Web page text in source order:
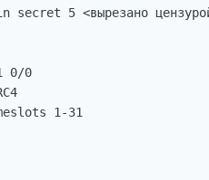
secret 5 <вырезано
0/0
1-31